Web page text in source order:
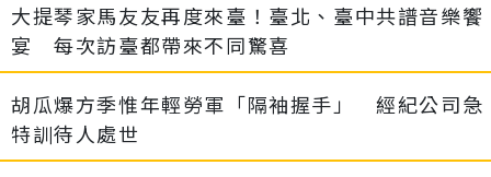
大提琴家馬友友再度來臺！臺北、臺中共譜音樂饗
宴 每次訪臺都帶來不同驚喜
胡瓜爆方季惟年輕勞軍「隔袖握手」 經紀公司急
特訓待人處世